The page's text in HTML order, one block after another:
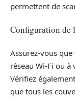
permettent de
Configuration de
Assurez-vous
réseau Wi-Fi ou
Vérifiez
que tous les